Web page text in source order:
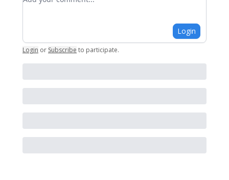
Login
Login or Subscribe to participate.